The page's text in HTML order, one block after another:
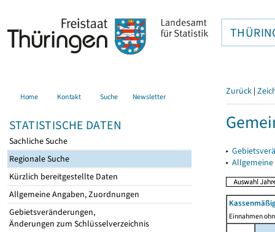
Home Kontakt Suche Newsletter
STATISTISCHE DATEN
Sachliche Suche
Regionale Suche
Kürzlich bereitgestellte Daten
Allgemeine Angaben, Zuordnungen
Gebietsveränderungen,
Änderungen zum Schlüsselverzeichnis
Zurück |
▸
▸
Einnahmen